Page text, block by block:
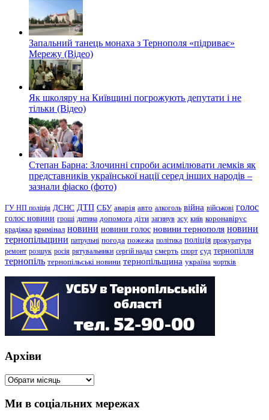
Запальний танець монаха з Тернополя «підриває»
Мережу (Відео)
Як школяру на Київщині погрожують депутати і не
тільки (Відео)
Степан Барна: Злочинні спроби асимілювати лемків як
представників української нації серед інших народів –
зазнали фіаско (фото)
ГУ НП поліція ДСНС ДТП СБУ аварія авто алкоголь війна військові голос
голос новини гроші дитина допомога діти загинув зсу київ коронавірус
крадіжка кримінал новини новини голос новини тернополя новини
тернопільщини патрульні погода пожежа політика поліція прокуратура
ремонт розшук росія рятувальники сергій надал смерть спорт суд тернопілля
тернопіль тернопільські новини тернопільщина україна чортків
Архіви
Архіви
Ми в соціальних мережах